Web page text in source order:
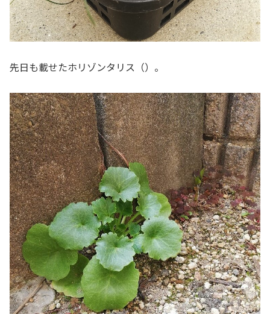
先日も載せたホリゾンタリス（）。